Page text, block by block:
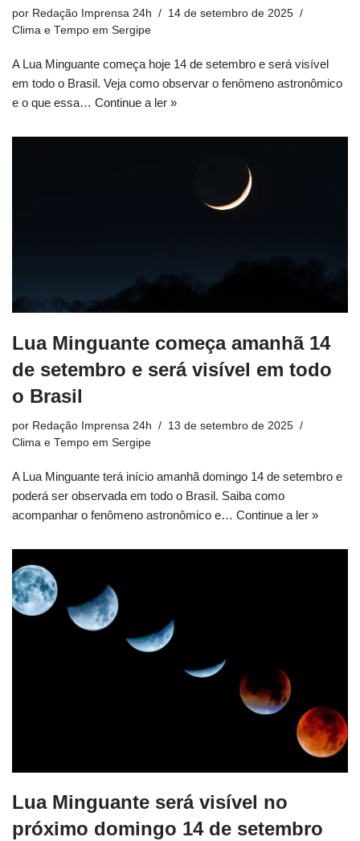
por Redação Imprensa 24h
14 de setembro de 2025
Clima e Tempo em Sergipe
A Lua Minguante começa hoje 14 de setembro e será visível
em todo o Brasil. Veja como observar o fenômeno astronômico
e o que essa… Continue a ler »
Lua Minguante começa amanhã 14
de setembro e será visível em todo
o Brasil
por Redação Imprensa 24h
13 de setembro de 2025
Clima e Tempo em Sergipe
A Lua Minguante terá início amanhã domingo 14 de setembro e
poderá ser observada em todo o Brasil. Saiba como
acompanhar o fenômeno astronômico e… Continue a ler »
Lua Minguante será visível no
próximo domingo 14 de setembro